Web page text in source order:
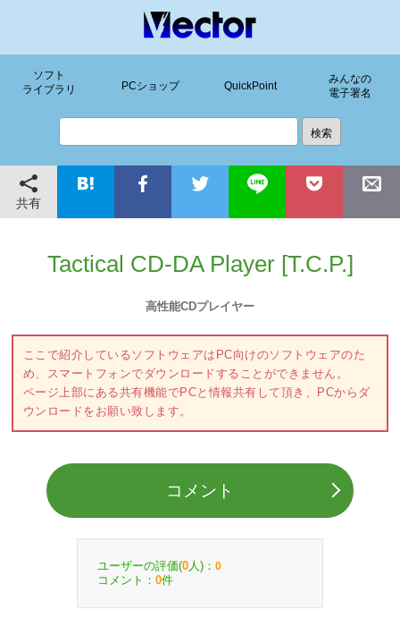
ソフト
ライブラリ
PCショップ QuickPoint
みんなの
電子署名
共有
Tactical CD-DA Player [T.C.P.]
高性能CDプレイヤー
ここで紹介しているソフトウェアはPC向けのソフトウェアのた
め、スマートフォンでダウンロードすることができません。
ページ上部にある共有機能でPCと情報共有して頂き、PCからダ
ウンロードをお願い致します。
コメント
ユーザーの評価(0 人)： 0
コメント： 0件